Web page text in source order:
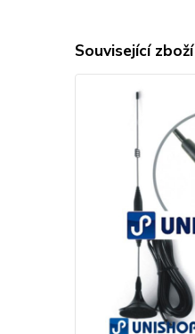
Související zboží